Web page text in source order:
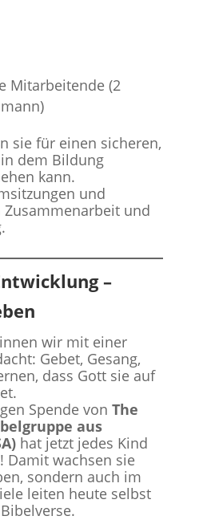
Mitarbeitende (2
sie für einen sicheren,
dem Bildung
kann.
und
und
–
wir mit einer
Gebet, Gesang,
dass Gott sie auf
Spende von The
aus
hat jetzt jedes Kind
Damit wachsen sie
sondern auch im
leiten heute selbst